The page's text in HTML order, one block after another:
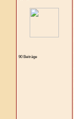
90 Beiträge